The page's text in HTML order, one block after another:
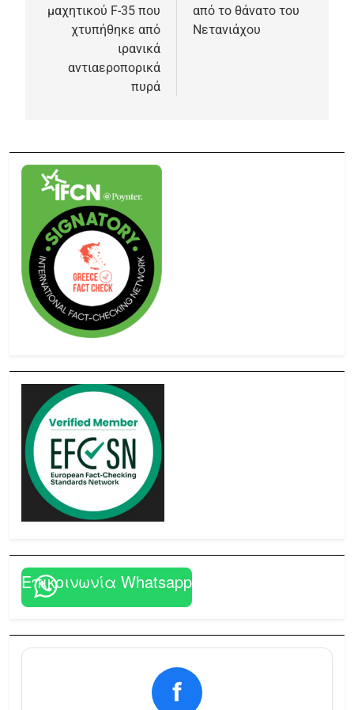
μαχητικού F-35 που
χτυπήθηκε από
ιρανικά
αντιαεροπορικά
πυρά
από το θάνατο του
Νετανιάχου
Επικοινωνία Whatsapp
f